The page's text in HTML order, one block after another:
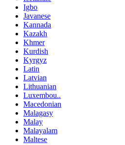
Igbo
Javanese
Kannada
Kazakh
Khmer
Kurdish
Kyrgyz
Latin
Latvian
Lithuanian
Luxembou..
Macedonian
Malagasy
Malay
Malayalam
Maltese